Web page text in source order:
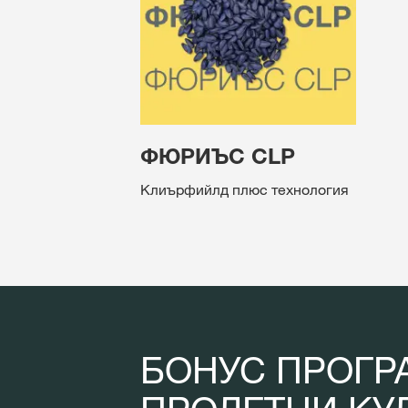
ФЮРИЪС CLP
Клиърфийлд плюс технология
БОНУС